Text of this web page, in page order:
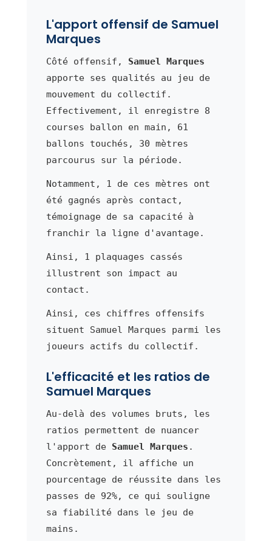
L'apport offensif de Samuel
Marques
Côté offensif, Samuel Marques
apporte ses qualités au jeu de
mouvement du collectif.
Effectivement, il enregistre 8
courses ballon en main, 61
ballons touchés, 30 mètres
parcourus sur la période.
Notamment, 1 de ces mètres ont
été gagnés après contact,
témoignage de sa capacité à
franchir la ligne d'avantage.
Ainsi, 1 plaquages cassés
illustrent son impact au
contact.
Ainsi, ces chiffres offensifs
situent Samuel Marques parmi les
joueurs actifs du collectif.
L'efficacité et les ratios de
Samuel Marques
Au-delà des volumes bruts, les
ratios permettent de nuancer
l'apport de Samuel Marques .
Concrètement, il affiche un
pourcentage de réussite dans les
passes de 92%, ce qui souligne
sa fiabilité dans le jeu de
mains.